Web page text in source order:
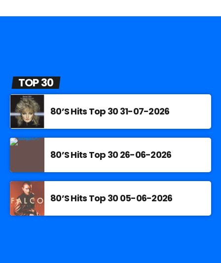
TOP 30
80’S Hits Top 30 31-07-2026
80’S Hits Top 30 26-06-2026
80’S Hits Top 30 05-06-2026